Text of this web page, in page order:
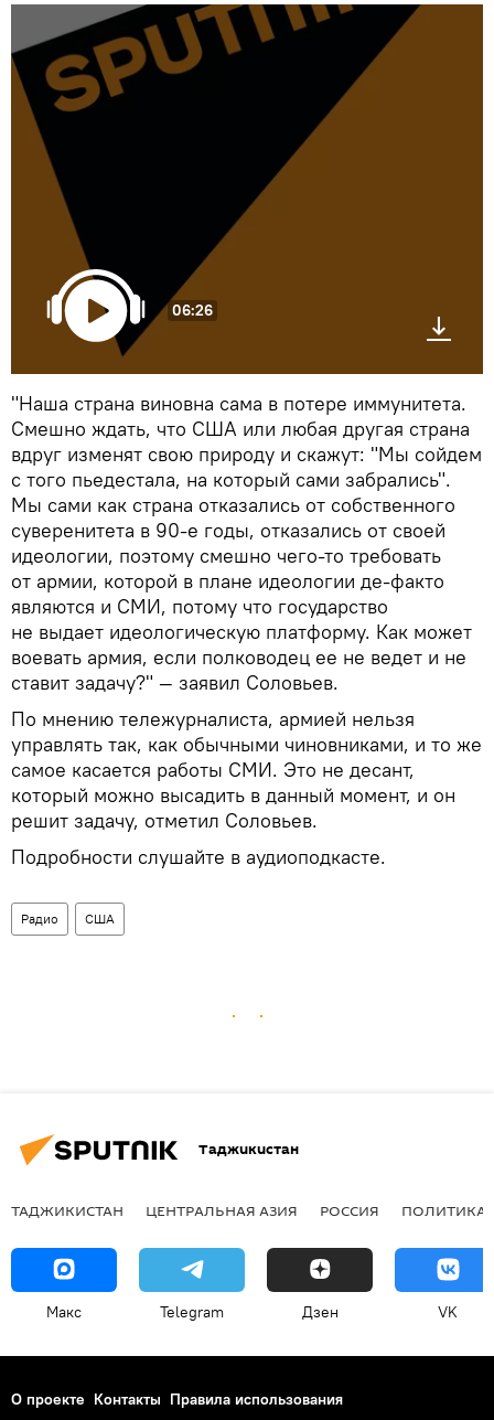
06:26
"Наша страна виновна сама в потере иммунитета.
Смешно ждать, что США или любая другая страна
вдруг изменят свою природу и скажут: "Мы сойдем
с того пьедестала, на который сами забрались".
Мы сами как страна отказались от собственного
суверенитета в 90-е годы, отказались от своей
идеологии, поэтому смешно чего-то требовать
от армии, которой в плане идеологии де-факто
являются и СМИ, потому что государство
не выдает идеологическую платформу. Как может
воевать армия, если полководец ее не ведет и не
ставит задачу?" — заявил Соловьев.
По мнению тележурналиста, армией нельзя
управлять так, как обычными чиновниками, и то же
самое касается работы СМИ. Это не десант,
который можно высадить в данный момент, и он
решит задачу, отметил Соловьев.
Подробности слушайте в аудиоподкасте.
Радио США
Таджикистан
ТАДЖИКИСТАН ЦЕНТРАЛЬНАЯ АЗИЯ РОССИЯ ПОЛИТИКА
Макс Telegram Дзен VK
О проекте Контакты Правила использования